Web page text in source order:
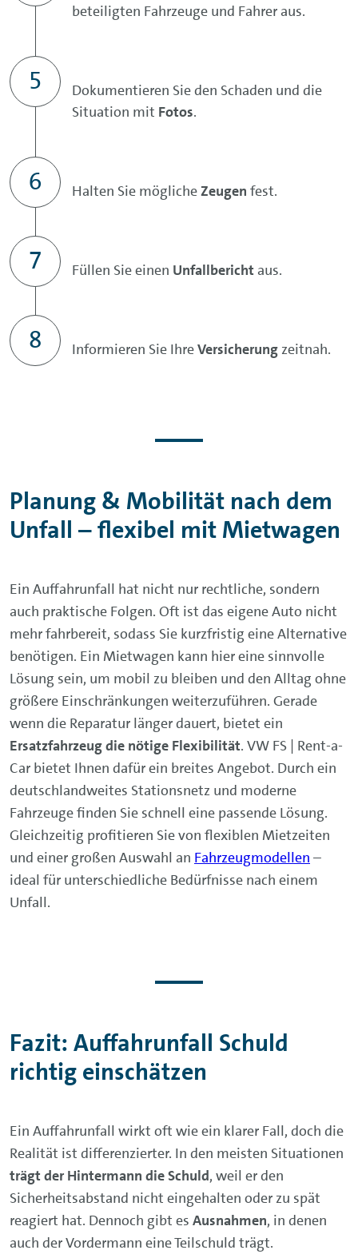
beteiligten Fahrzeuge und Fahrer aus.
Dokumentieren Sie den Schaden und die
Situation mit Fotos.
Halten Sie möglicheZeugen fest.
Füllen Sie einen Unfallbericht aus.
Informieren Sie IhreVersicherung zeitnah.
Planung & Mobilität nach dem
Unfall – flexibel mit Mietwagen
Ein Auffahrunfall hat nicht nur rechtliche, sondern
auch praktische Folgen. Oft ist das eigene Auto nicht
mehr fahrbereit, sodass Sie kurzfristig eine Alternative
benötigen. Ein Mietwagen kann hier eine sinnvolle
Lösung sein, um mobil zu bleiben und den Alltag ohne
größere Einschränkungen weiterzuführen. Gerade
wenn die Reparatur länger dauert, bietet ein
Ersatzfahrzeug die nötige Flexibilität. VW FS | Rent-a-
Car bietet Ihnen dafür ein breites Angebot. Durch ein
deutschlandweites Stationsnetz und moderne
Fahrzeuge finden Sie schnell eine passende Lösung.
Gleichzeitig profitieren Sie von flexiblen Mietzeiten
und einer großen Auswahl an Fahrzeugmodellen –
ideal für unterschiedliche Bedürfnisse nach einem
Unfall.
Fazit: Auffahrunfall Schuld
richtig einschätzen
Ein Auffahrunfall wirkt oft wie ein klarer Fall, doch die
Realität ist differenzierter. In den meisten Situationen
trägt der Hintermann die Schuld, weil er den
Sicherheitsabstand nicht eingehalten oder zu spät
reagiert hat. Dennoch gibt es Ausnahmen, in denen
auch der Vordermann eine Teilschuld trägt.